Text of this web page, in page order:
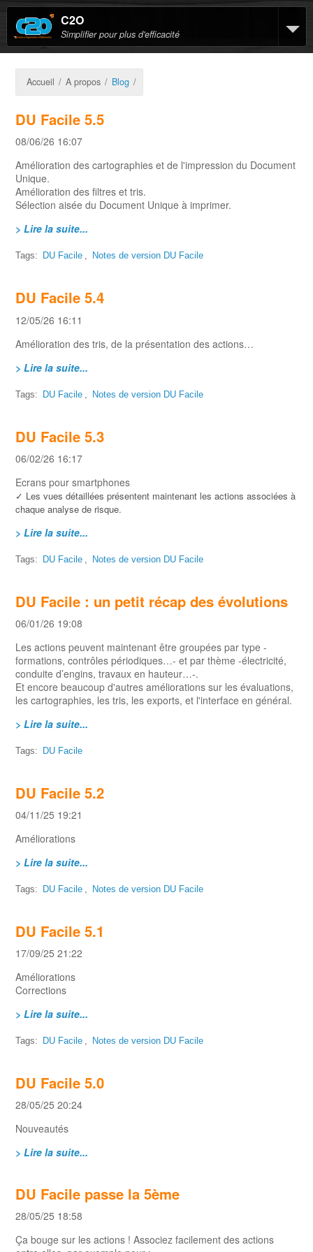
C2O
Simplifier pour plus d'efficacité
Accueil / A propos / Blog /
DU Facile 5.5
08/06/26 16:07
Amélioration des cartographies et de l'impression du Document
Unique.
Amélioration des filtres et tris.
Sélection aisée du Document Unique à imprimer.
> Lire la suite...
Tags: DU Facile , Notes de version DU Facile
DU Facile 5.4
12/05/26 16:11
Amélioration des tris, de la présentation des actions…
> Lire la suite...
Tags: DU Facile Notes de version DU Facile
DU Facile 5.3
06/02/26 16:17
Ecrans pour smartphones
✓ Les vues détaillées présentent maintenant les actions associées à
chaque analyse de risque.
> Lire la suite...
Tags: DU Facile Notes de version DU Facile
DU Facile : un petit récap des évolutions
06/01/26 19:08
Les actions peuvent maintenant être groupées par type -
formations, contrôles périodiques…- et par thème -électricité,
conduite d’engins, travaux en hauteur…-.
Et encore beaucoup d'autres améliorations sur les évaluations,
les cartographies, les tris, les exports, et l'interface en général.
> Lire la suite...
Tags: DU Facile
DU Facile 5.2
04/11/25 19:21
Améliorations
> Lire la suite...
Tags: DU Facile Notes de version DU Facile
DU Facile 5.1
17/09/25 21:22
Améliorations
Corrections
> Lire la suite...
Tags: DU Facile Notes de version DU Facile
DU Facile 5.0
28/05/25 20:24
Nouveautés
> Lire la suite...
DU Facile passe la 5ème
28/05/25 18:58
Ça bouge sur les actions ! Associez facilement des actions